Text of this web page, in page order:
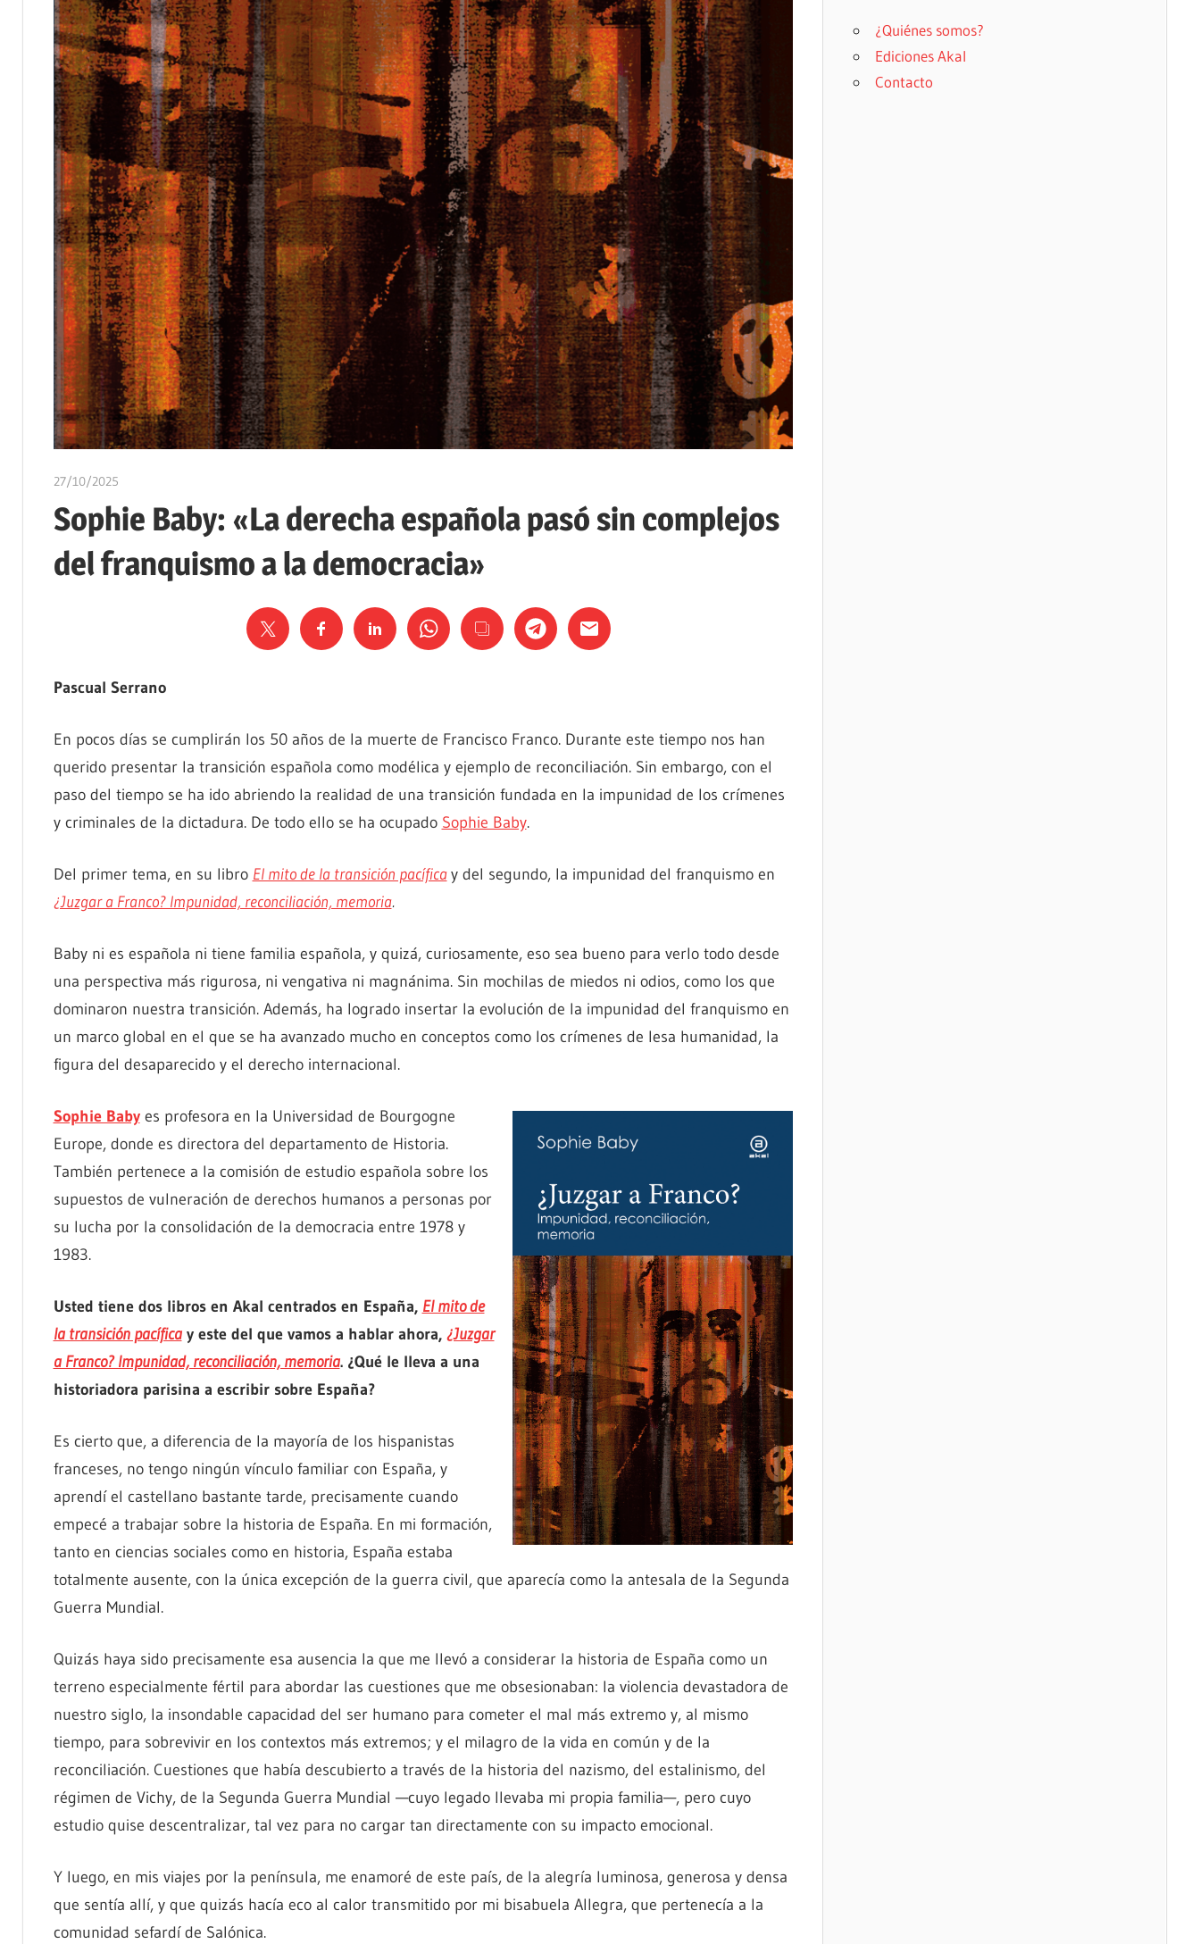
27/10/2025
Sophie Baby: «La derecha española pasó sin complejos
del franquismo a la democracia»
Pascual Serrano
En pocos días se cumplirán los 50 años de la muerte de Francisco Franco. Durante este tiempo nos han
querido presentar la transición española como modélica y ejemplo de reconciliación. Sin embargo, con el
paso del tiempo se ha ido abriendo la realidad de una transición fundada en la impunidad de los crímenes
y criminales de la dictadura. De todo ello se ha ocupado Sophie Baby.
Del primer tema, en su libro El mito de la transición pacífica y del segundo, la impunidad del franquismo en
¿Juzgar a Franco? Impunidad, reconciliación, memoria.
Baby ni es española ni tiene familia española, y quizá, curiosamente, eso sea bueno para verlo todo desde
una perspectiva más rigurosa, ni vengativa ni magnánima. Sin mochilas de miedos ni odios, como los que
dominaron nuestra transición. Además, ha logrado insertar la evolución de la impunidad del franquismo en
un marco global en el que se ha avanzado mucho en conceptos como los crímenes de lesa humanidad, la
figura del desaparecido y el derecho internacional.
Sophie Baby es profesora en la Universidad de Bourgogne
Europe, donde es directora del departamento de Historia.
También pertenece a la comisión de estudio española sobre los
supuestos de vulneración de derechos humanos a personas por
su lucha por la consolidación de la democracia entre 1978 y
1983.
Usted tiene dos libros en Akal centrados en España, El mito de
la transición pacíficay este del que vamos a hablar ahora, ¿Juzgar
a Franco? Impunidad, reconciliación, memoria. ¿Qué le lleva a una
historiadora parisina a escribir sobre España?
Es cierto que, a diferencia de la mayoría de los hispanistas
franceses, no tengo ningún vínculo familiar con España, y
aprendí el castellano bastante tarde, precisamente cuando
empecé a trabajar sobre la historia de España. En mi formación,
tanto en ciencias sociales como en historia, España estaba
totalmente ausente, con la única excepción de la guerra civil, que aparecía como la antesala de la Segunda
Guerra Mundial.
Quizás haya sido precisamente esa ausencia la que me llevó a considerar la historia de España como un
terreno especialmente fértil para abordar las cuestiones que me obsesionaban: la violencia devastadora de
nuestro siglo, la insondable capacidad del ser humano para cometer el mal más extremo y, al mismo
tiempo, para sobrevivir en los contextos más extremos; y el milagro de la vida en común y de la
reconciliación. Cuestiones que había descubierto a través de la historia del nazismo, del estalinismo, del
régimen de Vichy, de la Segunda Guerra Mundial —cuyo legado llevaba mi propia familia—, pero cuyo
estudio quise descentralizar, tal vez para no cargar tan directamente con su impacto emocional.
Y luego, en mis viajes por la península, me enamoré de este país, de la alegría luminosa, generosa y densa
que sentía allí, y que quizás hacía eco al calor transmitido por mi bisabuela Allegra, que pertenecía a la
comunidad sefardí de Salónica.
¿Quiénes somos?
Ediciones Akal
Contacto